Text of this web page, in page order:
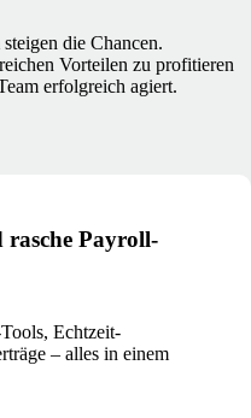
die Chancen.
Vorteilen zu profitieren
erfolgreich agiert.
rasche Payroll-
Echtzeit-
– alles in einem